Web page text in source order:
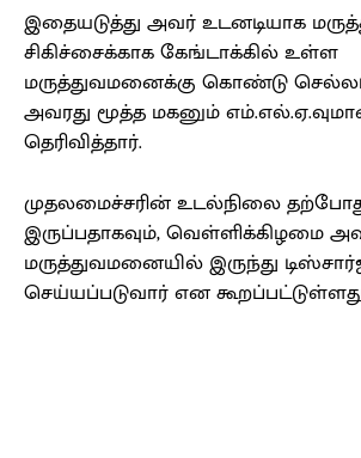
இதையடுத்து அவர் உடனடியாக
சிகிச்சைக்காக கேங்டாக்கில் உள்ள
மருத்துவமனைக்கு கொண்டு
அவரது மூத்த மகனும்
தெரிவித்தார்.
முதலமைச்சரின் உடல்நிலை
இருப்பதாகவும், வெள்ளிக்கிழமை
மருத்துவமனையில் இருந்து
செய்யப்படுவார் என